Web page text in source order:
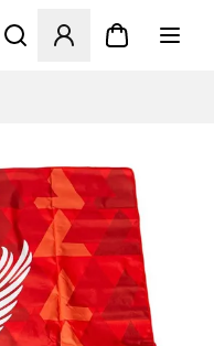
Åbner en Modal til at